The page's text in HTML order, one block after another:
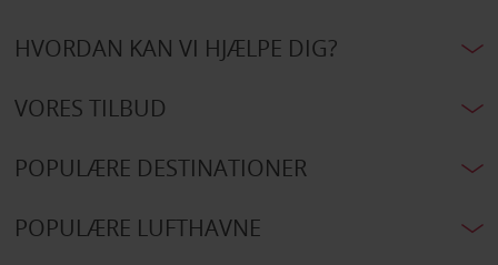
HVORDAN KAN VI HJÆLPE DIG?
VORES TILBUD
POPULÆRE DESTINATIONER
POPULÆRE LUFTHAVNE